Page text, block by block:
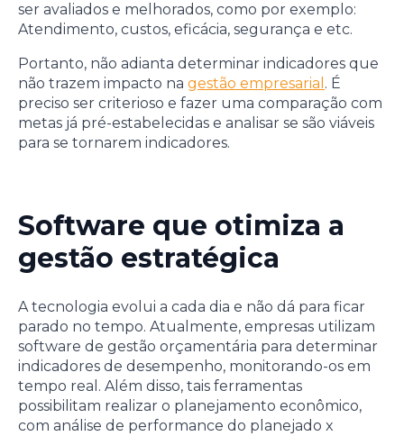
ser avaliados e melhorados, como por exemplo:
Atendimento, custos, eficácia, segurança e etc.
Portanto, não adianta determinar indicadores que
não trazem impacto na gestão empresarial . É
preciso ser criterioso e fazer uma comparação com
metas já pré-estabelecidas e analisar se são viáveis
para se tornarem indicadores.
Software que otimiza a
gestão estratégica
A tecnologia evolui a cada dia e não dá para ficar
parado no tempo. Atualmente, empresas utilizam
software de gestão orçamentária para determinar
indicadores de desempenho, monitorando-os em
tempo real. Além disso, tais ferramentas
possibilitam realizar o planejamento econômico,
com análise de performance do planejado x